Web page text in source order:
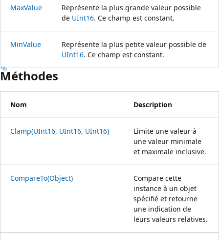
MaxValue
Représente la plus grande valeur possible
de UInt16. Ce champ est constant.
MinValue
Représente la plus petite valeur possible de
UInt16. Ce champ est constant.
Méthodes
Nom Description
Clamp(UInt16, UInt16, UInt16)
Limite une valeur à
une valeur minimale
et maximale inclusive.
CompareTo(Object)
Compare cette
instance à un objet
spécifié et retourne
une indication de
leurs valeurs relatives.